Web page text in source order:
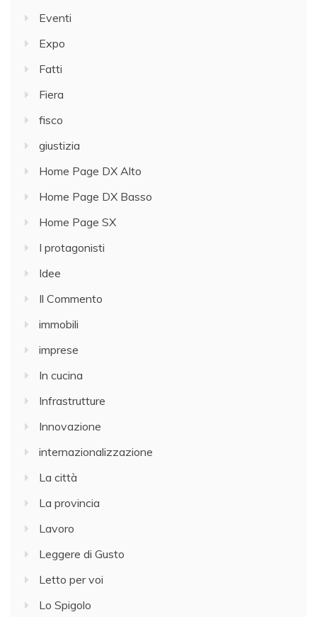
Eventi
Expo
Fatti
Fiera
fisco
giustizia
Home Page DX Alto
Home Page DX Basso
Home Page SX
I protagonisti
Idee
Il Commento
immobili
imprese
In cucina
Infrastrutture
Innovazione
internazionalizzazione
La città
La provincia
Lavoro
Leggere di Gusto
Letto per voi
Lo Spigolo